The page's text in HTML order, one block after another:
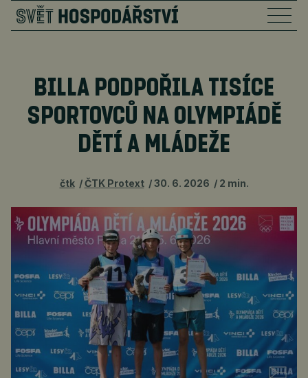
BILLA PODPOŘILA TISÍCE
SPORTOVCŮ NA OLYMPIÁDĚ
DĚTÍ A MLÁDEŽE
čtk ČTK Protext 30. 6. 2026 2 min.